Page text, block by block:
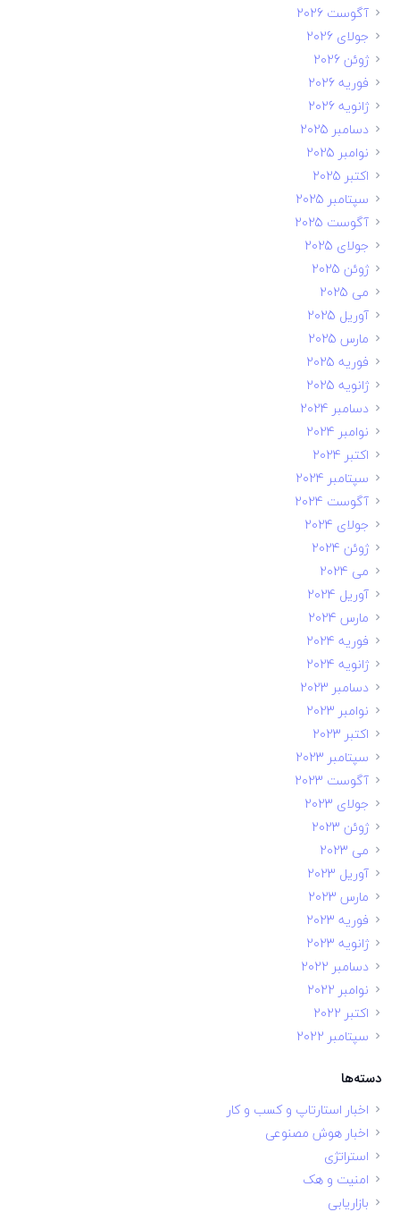
آگوست 2026
جولای 2026
ژوئن 2026
فوریه 2026
ژانویه 2026
دسامبر 2025
نوامبر 2025
اکتبر 2025
سپتامبر 2025
آگوست 2025
جولای 2025
ژوئن 2025
می 2025
آوریل 2025
مارس 2025
فوریه 2025
ژانویه 2025
دسامبر 2024
نوامبر 2024
اکتبر 2024
سپتامبر 2024
آگوست 2024
جولای 2024
ژوئن 2024
می 2024
آوریل 2024
مارس 2024
فوریه 2024
ژانویه 2024
دسامبر 2023
نوامبر 2023
اکتبر 2023
سپتامبر 2023
آگوست 2023
جولای 2023
ژوئن 2023
می 2023
آوریل 2023
مارس 2023
فوریه 2023
ژانویه 2023
دسامبر 2022
نوامبر 2022
اکتبر 2022
سپتامبر 2022
دسته‌ها
اخبار استارتاپ و کسب و کار
اخبار هوش مصنوعی
استراتژی
امنیت و هک
بازاریابی